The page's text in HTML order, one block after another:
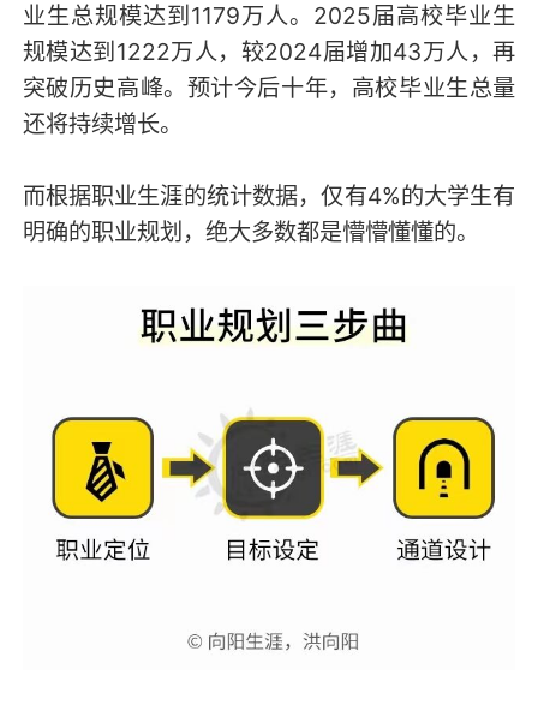
业生总规模达到1179万人。2025届高校毕业生
规模达到1222万人，较2024届增加43万人，再
突破历史高峰。预计今后十年，高校毕业生总量
还将持续增长。
而根据职业生涯的统计数据，仅有4%的大学生有
明确的职业规划，绝大多数都是懵懵懂懂的。